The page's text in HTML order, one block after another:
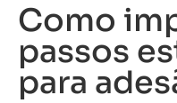
Como
passos
para